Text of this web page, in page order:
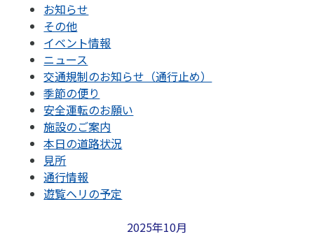
お知らせ
その他
イベント情報
ニュース
交通規制のお知らせ（通行止め）
季節の便り
安全運転のお願い
施設のご案内
本日の道路状況
見所
通行情報
遊覧ヘリの予定
2025年10月